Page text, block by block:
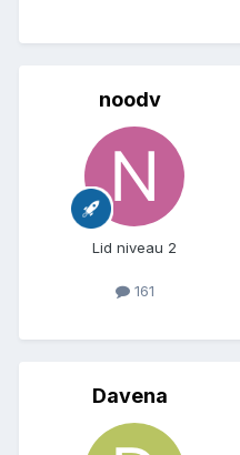
noodv
Lid niveau 2
161
Davena